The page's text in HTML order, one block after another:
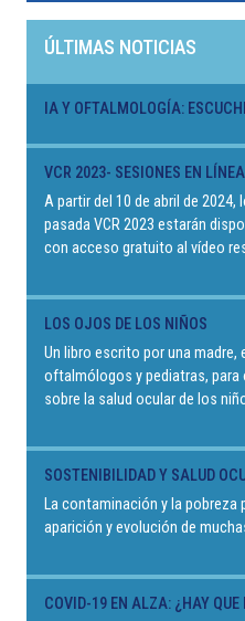
ÚLTIMAS NOTICIAS
IA Y OFTALMOLOGÍA:
VCR 2023- SESIONES EN LÍNEA
A partir del 10 de abril de
pasada VCR 2023 estarán
con acceso gratuito al vídeo
LOS OJOS DE LOS NIÑOS
Un libro escrito por una madre,
oftalmólogos y pediatras,
sobre la salud ocular de los
SOSTENIBILIDAD Y SALUD
La contaminación y la pobreza
aparición y evolución de
COVID-19 EN ALZA: ¿HAY QUE